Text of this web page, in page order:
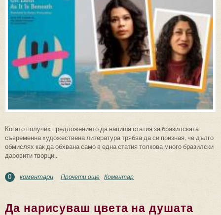
Когато получих предложението да напиша статия за бразилската
съвременна художествена литература трябва да си призная, че дълго
обмислях как да обхвана само в една статия толкова много бразилски
даровити творци...
0 коментари Прочети още about Ехо от съвременната бразилска
Коментар
Да нарисуваш цвета на душата